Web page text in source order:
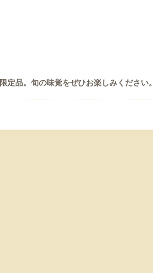
定品。旬の味覚をぜひお楽しみください。